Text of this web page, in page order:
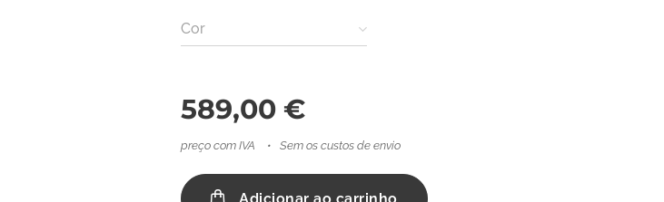
Cor
589,00 €
preço com IVA Sem os custos de envio
Adicionar ao carrinho